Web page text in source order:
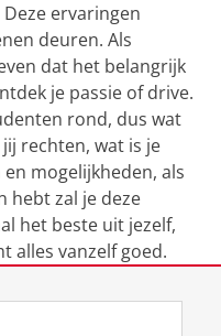
ervaringen
deuren. Als
dat het belangrijk
je passie of drive.
rond, dus wat
rechten, wat is je
mogelijkheden, als
hebt zal je deze
het beste uit jezelf,
alles vanzelf goed.
08:42